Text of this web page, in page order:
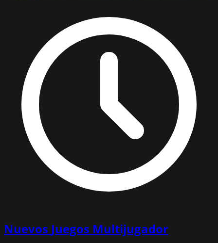
Nuevos Juegos Multijugador